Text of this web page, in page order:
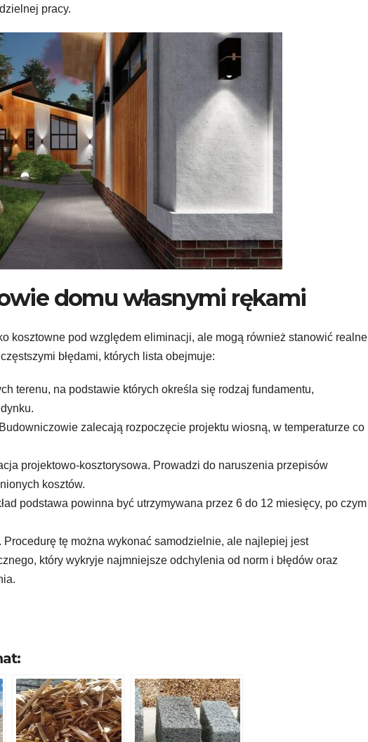
pracy.
domu własnymi rękami
kosztowne pod względem eliminacji, ale mogą również stanowić realne
błędami, których lista obejmuje:
terenu, na podstawie których określa się rodzaj fundamentu,
zalecają rozpoczęcie projektu wiosną, w temperaturze co
projektowo-kosztorysowa. Prowadzi do naruszenia przepisów
kosztów.
podstawa powinna być utrzymywana przez 6 do 12 miesięcy, po czym
Procedurę tę można wykonać samodzielnie, ale najlepiej jest
który wykryje najmniejsze odchylenia od norm i błędów oraz